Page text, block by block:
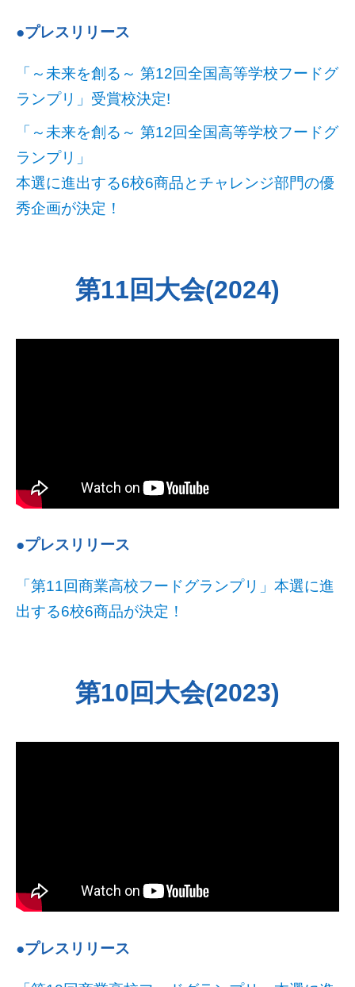
●プレスリリース
「～未来を創る～ 第12回全国高等学校フードグ
ランプリ」受賞校決定!
「～未来を創る～ 第12回全国高等学校フードグ
ランプリ」
本選に進出する6校6商品とチャレンジ部門の優
秀企画が決定！
第11回大会(2024)
●プレスリリース
「第11回商業高校フードグランプリ」本選に進
出する6校6商品が決定！
第10回大会(2023)
●プレスリリース